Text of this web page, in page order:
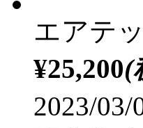
エアテ
¥25,200(
2023/03/